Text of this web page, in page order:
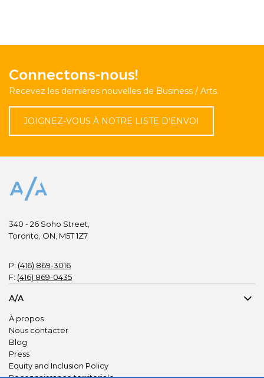
Connectons-nous!
Recevez les dernières nouvelles de Business / Arts.
JOIGNEZ-VOUS À NOTRE LISTE D'ENVOI
340 - 26 Soho Street,
Toronto, ON, M5T 1Z7
P: (416) 869-3016
F: (416) 869-0435
A/A
À propos
Nous contacter
Blog
Press
Equity and Inclusion Policy